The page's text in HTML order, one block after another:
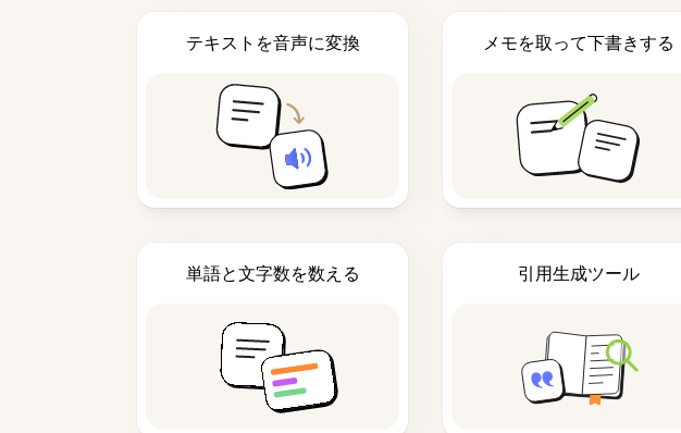
テキストを音声に変換 メモを取って下書きする
単語と文字数を数える 引用生成ツール